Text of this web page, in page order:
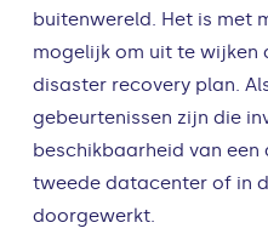
buitenwereld. Het is met
mogelijk om uit te wijken
disaster recovery plan.
gebeurtenissen zijn die
beschikbaarheid van een
tweede datacenter of in
doorgewerkt.